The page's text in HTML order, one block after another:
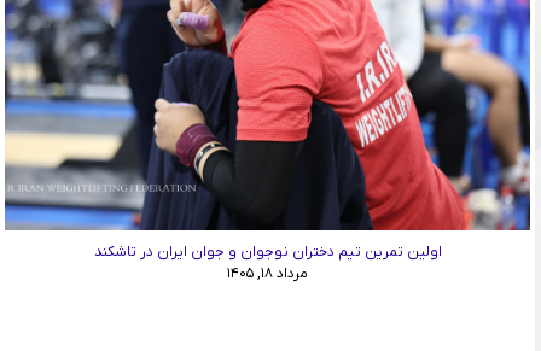
اولین تمرین تیم دختران نوجوان و جوان ایران در تاشکند
مرداد ۱۸, ۱۴۰۵